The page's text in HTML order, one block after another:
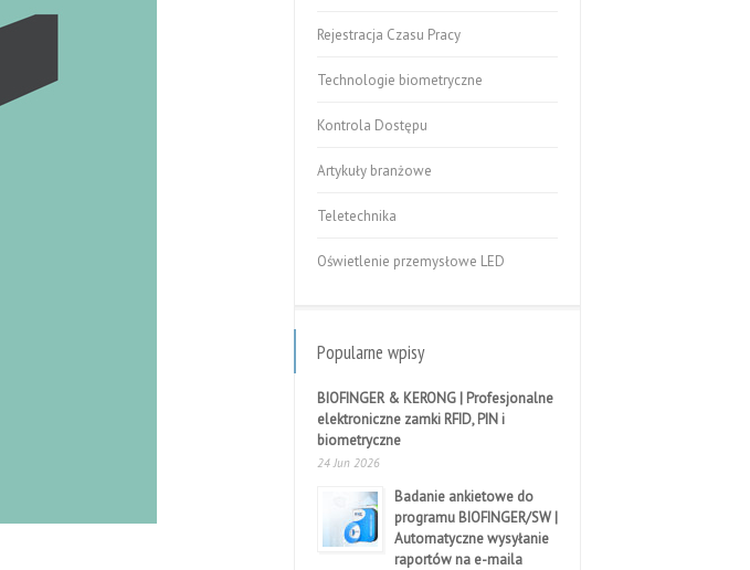
Rejestracja Czasu Pracy
Technologie biometryczne
Kontrola Dostępu
Artykuły branżowe
Teletechnika
Oświetlenie przemysłowe LED
Popularne wpisy
BIOFINGER & KERONG | Profesjonalne
elektroniczne zamki RFID, PIN i
biometryczne
24 Jun 2026
Badanie ankietowe do
programu BIOFINGER/SW |
Automatyczne wysyłanie
raportów na e-maila